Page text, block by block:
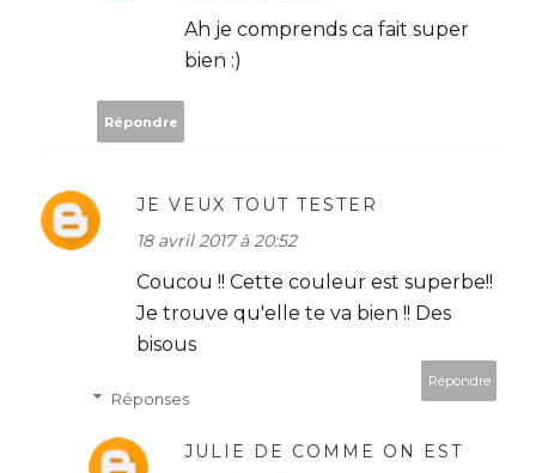
Ah je comprends ca fait super
bien :)
Répondre
JE VEUX TOUT TESTER
18 avril 2017 à 20:52
Coucou !! Cette couleur est superbe!!
Je trouve qu'elle te va bien !! Des
bisous
Répondre
Réponses
JULIE DE COMME ON EST